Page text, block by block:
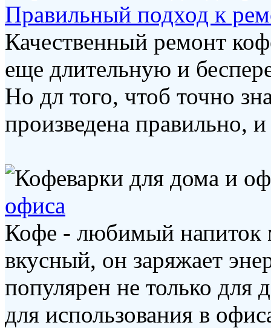
Правильный подход к
Качественный ремонт
еще длительную и
Но дл того, чтоб точно
произведена правильно,
офиса
Кофе - любимый напиток
вкусный, он заряжает
популярен не только
для использования в